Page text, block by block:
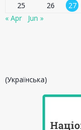
25
26 27
« Apr
Jun »
(Українська)